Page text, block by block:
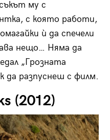
му с
с която работи,
ѝ да спечели
нещо… Няма да
„Грозната
да разпуснеш с филм.
(2012)